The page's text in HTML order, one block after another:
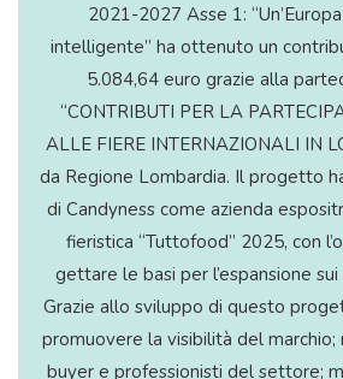
2021-2027 Asse 1:
intelligente” ha ottenuto un
5.084,64 euro grazie alla
“CONTRIBUTI PER LA
ALLE FIERE INTERNAZIONALI IN
da Regione Lombardia. Il progetto
di Candyness come azienda
fieristica “Tuttofood” 2025, con
gettare le basi per l’espansione
Grazie allo sviluppo di questo
promuovere la visibilità del
buyer e professionisti del settore;